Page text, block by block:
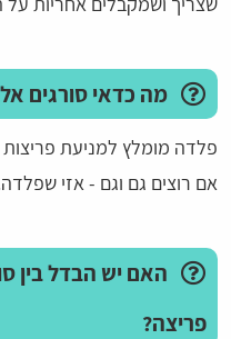
מה כדאי סורגים
פלדה מומלץ למניעת פריצות
אם רוצים גם וגם - אזי
האם יש הבדל בין
פריצה?